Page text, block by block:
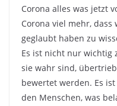
Corona alles was jetzt
Corona viel mehr,
geglaubt haben zu
Es ist nicht nur wichtig
sie wahr sind,
bewertet werden. Es
den Menschen, was